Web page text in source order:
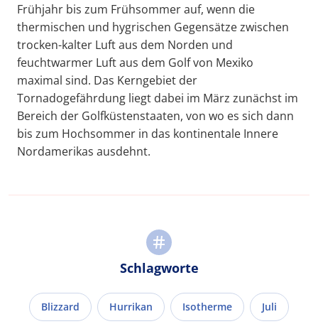
Frühjahr bis zum Frühsommer auf, wenn die
thermischen und hygrischen Gegensätze zwischen
trocken-kalter Luft aus dem Norden und
feuchtwarmer Luft aus dem Golf von Mexiko
maximal sind. Das Kerngebiet der
Tornadogefährdung liegt dabei im März zunächst im
Bereich der Golfküstenstaaten, von wo es sich dann
bis zum Hochsommer in das kontinentale Innere
Nordamerikas ausdehnt.
Schlagworte
Blizzard Hurrikan Isotherme Juli